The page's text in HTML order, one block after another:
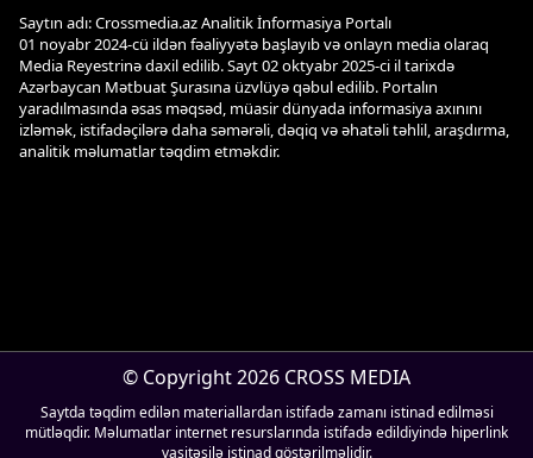
Saytın adı: Crossmedia.az Analitik İnformasiya Portalı
01 noyabr 2024-cü ildən fəaliyyətə başlayıb və onlayn media olaraq
Media Reyestrinə daxil edilib. Sayt 02 oktyabr 2025-ci il tarixdə
Azərbaycan Mətbuat Şurasına üzvlüyə qəbul edilib. Portalın
yaradılmasında əsas məqsəd, müasir dünyada informasiya axınını
izləmək, istifadəçilərə daha səmərəli, dəqiq və əhatəli təhlil, araşdırma,
analitik məlumatlar təqdim etməkdir.
© Copyright 2026 CROSS MEDIA
Saytda təqdim edilən materiallardan istifadə zamanı istinad edilməsi
mütləqdir. Məlumatlar internet resurslarında istifadə edildiyində hiperlink
vasitəsilə istinad göstərilməlidir.